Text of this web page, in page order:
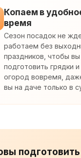
Копаем в
время
Сезон посадок не
работаем без
праздников, чтобы вы
подготовить грядки и
огород вовремя,
вы на даче только в